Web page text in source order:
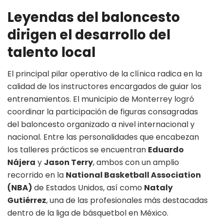
Leyendas del baloncesto
dirigen el desarrollo del
talento local
El principal pilar operativo de la clínica radica en la
calidad de los instructores encargados de guiar los
entrenamientos. El municipio de Monterrey logró
coordinar la participación de figuras consagradas
del baloncesto organizado a nivel internacional y
nacional. Entre las personalidades que encabezan
los talleres prácticos se encuentran Eduardo
Nájera y Jason Terry, ambos con un amplio
recorrido en la National Basketball Association
(NBA) de Estados Unidos, así como Nataly
Gutiérrez, una de las profesionales más destacadas
dentro de la liga de básquetbol en México.